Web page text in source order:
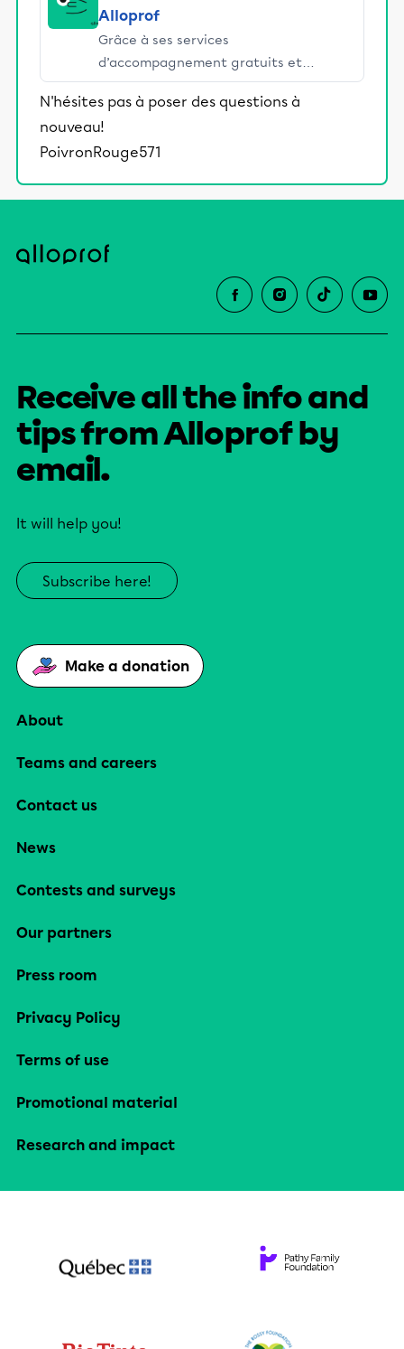
éducative.
Alloprof
Grâce à ses services
d’accompagnement gratuits et
stimulants, Alloprof engage les élèves
et leurs parents dans la réussite
éducative.
N'hésites pas à poser des questions à
nouveau!
PoivronRouge571
Receive all the info and
tips from Alloprof by
email.
It will help you!
Subscribe here!
Make a donation
About
Teams and careers
Contact us
News
Contests and surveys
Our partners
Press room
Privacy Policy
Terms of use
Promotional material
Research and impact